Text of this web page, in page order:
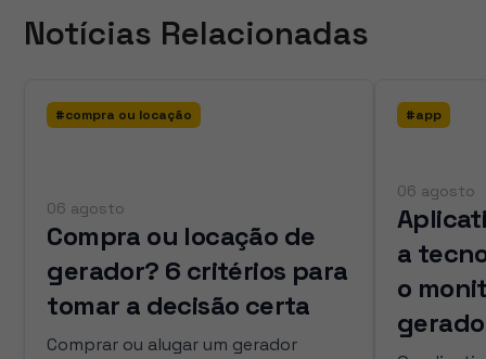
Notícias Relacionadas
#compra ou locação
06 agosto
Compra ou locação de
gerador? 6 critérios para
tomar a decisão certa
Comprar ou alugar um gerador
#app
06 agosto
a
o